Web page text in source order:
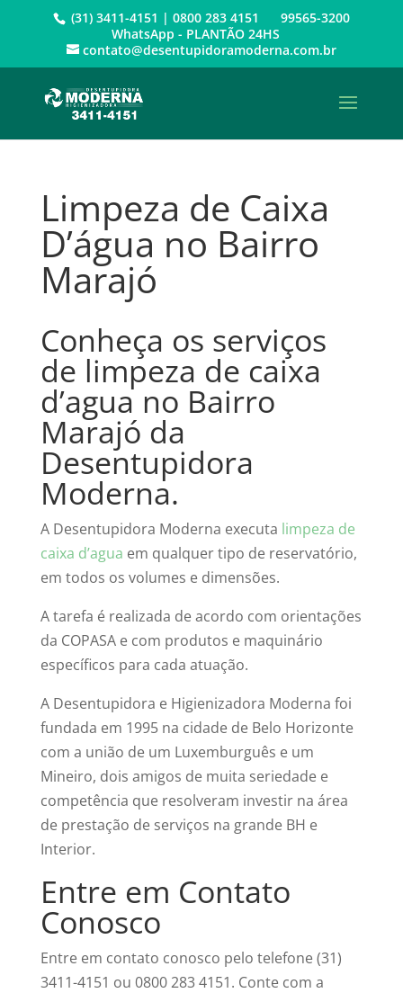
(31) 3411-4151 | 0800 283 4151 99565-3200
WhatsApp - PLANTÃO 24HS
contato@desentupidoramoderna.com.br
Limpeza de Caixa
D’água no Bairro
Marajó
Conheça os serviços
de limpeza de caixa
d’agua no Bairro
Marajó da
Desentupidora
Moderna.
A Desentupidora Moderna executa limpeza de
caixa d’agua em qualquer tipo de reservatório,
em todos os volumes e dimensões.
A tarefa é realizada de acordo com orientações
da COPASA e com produtos e maquinário
específicos para cada atuação.
A Desentupidora e Higienizadora Moderna foi
fundada em 1995 na cidade de Belo Horizonte
com a união de um Luxemburguês e um
Mineiro, dois amigos de muita seriedade e
competência que resolveram investir na área
de prestação de serviços na grande BH e
Interior.
Entre em Contato
Conosco
Entre em contato conosco pelo telefone (31)
3411-4151 ou 0800 283 4151. Conte com a